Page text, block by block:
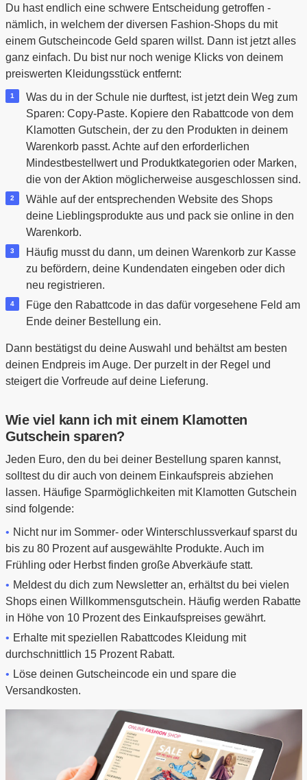
Du hast endlich eine schwere Entscheidung getroffen -
nämlich, in welchem der diversen Fashion-Shops du mit
einem Gutscheincode Geld sparen willst. Dann ist jetzt alles
ganz einfach. Du bist nur noch wenige Klicks von deinem
preiswerten Kleidungsstück entfernt:
Was du in der Schule nie durftest, ist jetzt dein Weg zum
Sparen: Copy-Paste. Kopiere den Rabattcode von dem
Klamotten Gutschein, der zu den Produkten in deinem
Warenkorb passt. Achte auf den erforderlichen
Mindestbestellwert und Produktkategorien oder Marken,
die von der Aktion möglicherweise ausgeschlossen sind.
Wähle auf der entsprechenden Website des Shops
deine Lieblingsprodukte aus und pack sie online in den
Warenkorb.
Häufig musst du dann, um deinen Warenkorb zur Kasse
zu befördern, deine Kundendaten eingeben oder dich
neu registrieren.
Füge den Rabattcode in das dafür vorgesehene Feld am
Ende deiner Bestellung ein.
Dann bestätigst du deine Auswahl und behältst am besten
deinen Endpreis im Auge. Der purzelt in der Regel und
steigert die Vorfreude auf deine Lieferung.
Wie viel kann ich mit einem Klamotten
Gutschein sparen?
Jeden Euro, den du bei deiner Bestellung sparen kannst,
solltest du dir auch von deinem Einkaufspreis abziehen
lassen. Häufige Sparmöglichkeiten mit Klamotten Gutschein
sind folgende:
Nicht nur im Sommer- oder Winterschlussverkauf sparst du
bis zu 80 Prozent auf ausgewählte Produkte. Auch im
Frühling oder Herbst finden große Abverkäufe statt.
Meldest du dich zum Newsletter an, erhältst du bei vielen
Shops einen Willkommensgutschein. Häufig werden Rabatte
in Höhe von 10 Prozent des Einkaufspreises gewährt.
Erhalte mit speziellen Rabattcodes Kleidung mit
durchschnittlich 15 Prozent Rabatt.
Löse deinen Gutscheincode ein und spare die
Versandkosten.